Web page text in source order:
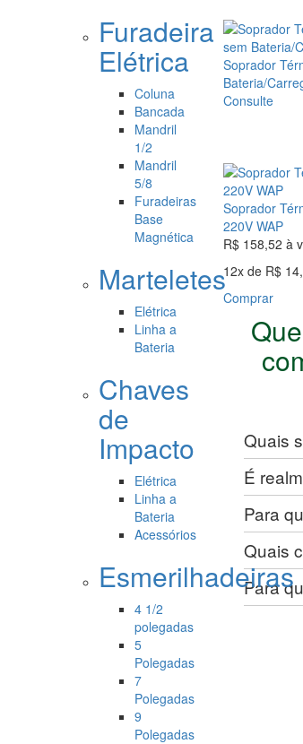
Furadeira
Elétrica
Coluna
Bancada
Mandril
1/2
Mandril
5/8
Furadeiras
Base
Magnética
Marteletes
Elétrica
Linha a
Bateria
Chaves
de
Impacto
Elétrica
Linha a
Bateria
Acessórios
Esmerilhadeiras
4 1/2
polegadas
5
Polegadas
7
Polegadas
9
Polegadas
Soprador
Bateria/
Consulte
Soprador
220V WAP
R$ 158,52 à
12x de R$
Comprar
Quais
É
Para
Quais
Para